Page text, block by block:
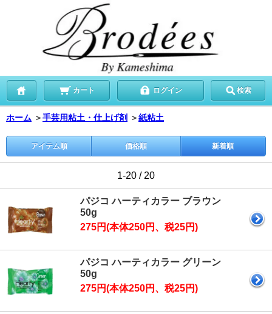
カート ログイン 検索
ホーム ＞手芸用粘土・仕上げ剤 ＞紙粘土
アイテム順 価格順 新着順
1-20 / 20
パジコ ハーティカラー ブラウン
50g
275円(本体250円、税25円)
パジコ ハーティカラー グリーン
50g
275円(本体250円、税25円)